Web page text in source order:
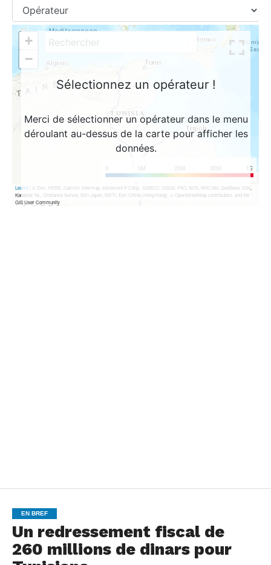
EN BREF
Un redressement fiscal de
260 millions de dinars pour